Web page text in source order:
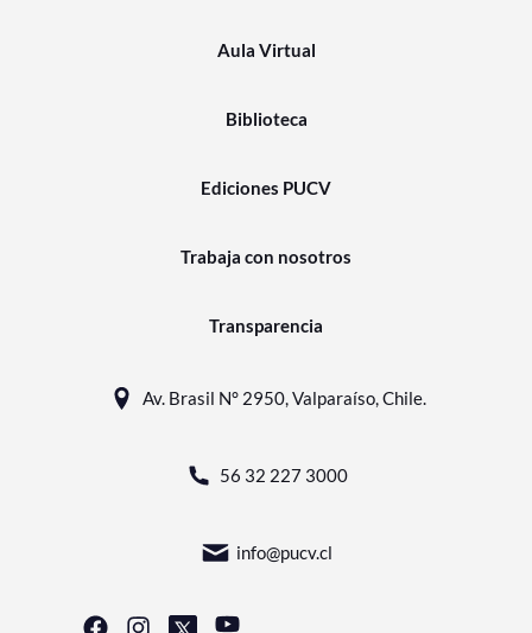
Aula Virtual
Biblioteca
Ediciones PUCV
Trabaja con nosotros
Transparencia
Av. Brasil N° 2950, Valparaíso, Chile.
56 32 227 3000
info@pucv.cl